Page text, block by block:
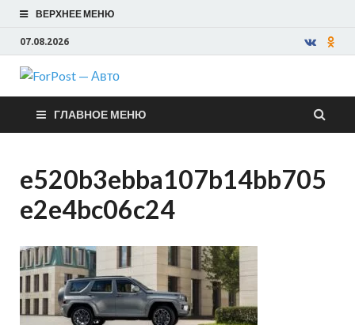
ВЕРХНЕЕ МЕНЮ
07.08.2026
ForPost —
Авто
ГЛАВНОЕ МЕНЮ
e520b3ebba107b14bb705
e2e4bc06c24